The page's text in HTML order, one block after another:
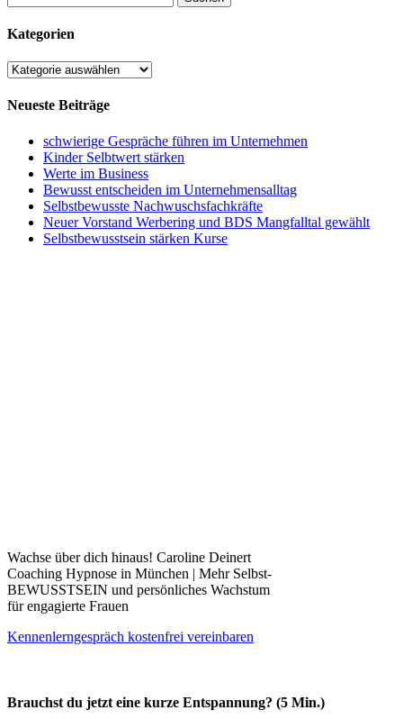
nach:
Kategorien
Kategorien
Neueste Beiträge
schwierige Gespräche führen im Unternehmen
Kinder Selbtwert stärken
Werte im Business
Bewusst entscheiden im Unternehmensalltag
Selbstbewusste Nachwuschsfachkräfte
Neuer Vorstand Werbering und BDS Mangfalltal gewählt
Selbstbewusstsein stärken Kurse
Wachse über dich hinaus! Caroline Deinert
Coaching Hypnose in München | Mehr Selbst-
BEWUSSTSEIN und persönliches Wachstum
für engagierte Frauen
Kennenlerngespräch kostenfrei vereinbaren
Brauchst du jetzt eine kurze Entspannung? (5 Min.)